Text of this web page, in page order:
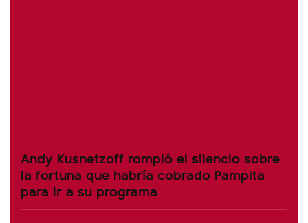
Andy Kusnetzoff rompió el silencio sobre
la fortuna que habría cobrado Pampita
para ir a su programa